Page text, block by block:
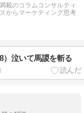
載のコラムコンサルティ
からマーケティング思考
）泣いて馬謖を斬る